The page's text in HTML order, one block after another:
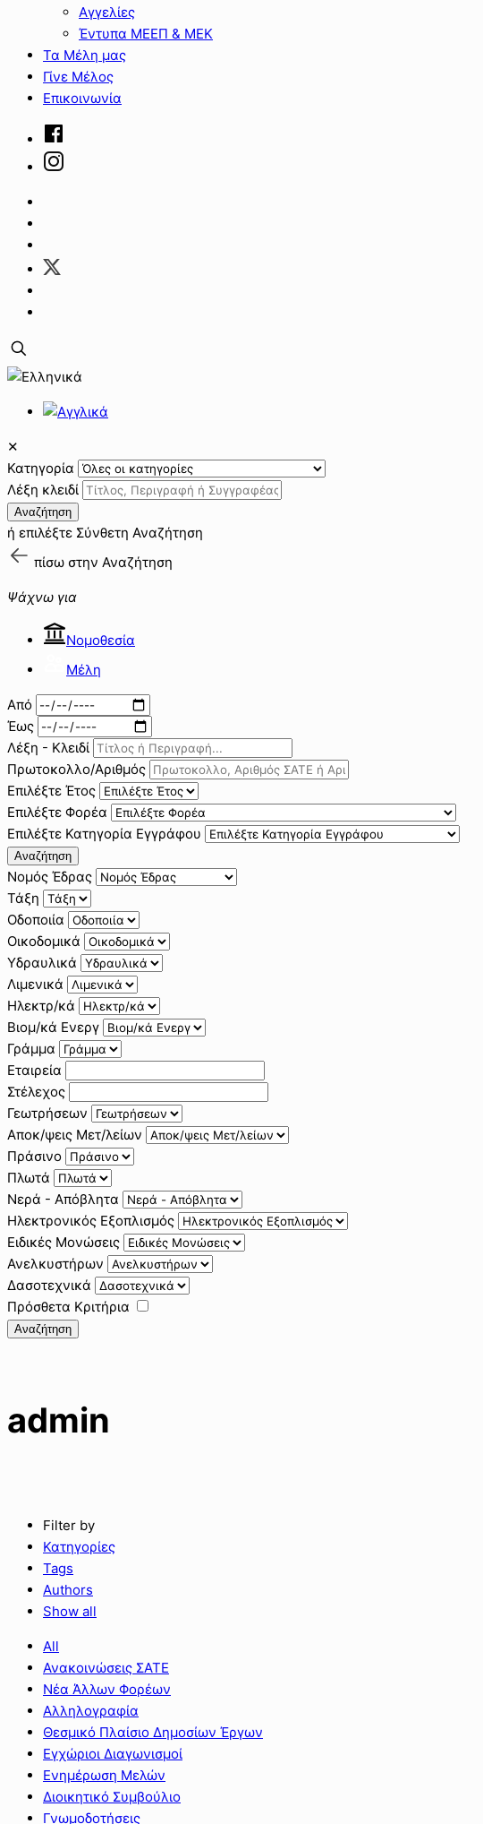
Αγγελίες
Έντυπα ΜΕΕΠ & ΜΕΚ
Τα Μέλη μας
Γίνε Μέλος
Επικοινωνία
✕
Κατηγορία
Λέξη κλειδί
Αναζήτηση
ή επιλέξτε Σύνθετη Αναζήτηση
πίσω στην Αναζήτηση
Ψάχνω για
Νομοθεσία
Μέλη
Από
Έως
Λέξη - Κλειδί
Πρωτοκολλο/Αριθμός
Επιλέξτε Έτος
Επιλέξτε Φορέα
Επιλέξτε Κατηγορία Εγγράφου
Αναζήτηση
Νομός Έδρας
Τάξη
Οδοποιία
Οικοδομικά
Υδραυλικά
Λιμενικά
Ηλεκτρ/κά
Βιομ/κά Ενεργ
Γράμμα
Εταιρεία
Στέλεχος
Γεωτρήσεων
Αποκ/ψεις Μετ/λείων
Πράσινο
Πλωτά
Νερά - Απόβλητα
Ηλεκτρονικός Εξοπλισμός
Ειδικές Μονώσεις
Ανελκυστήρων
Δασοτεχνικά
Πρόσθετα Κριτήρια
Αναζήτηση
admin
Filter by
Κατηγορίες
Tags
Authors
Show all
All
Ανακοινώσεις ΣΑΤΕ
Νέα Άλλων Φορέων
Αλληλογραφία
Θεσμικό Πλαίσιο Δημοσίων Έργων
Εγχώριοι Διαγωνισμοί
Ενημέρωση Μελών
Διοικητικό Συμβούλιο
Γνωμοδοτήσεις